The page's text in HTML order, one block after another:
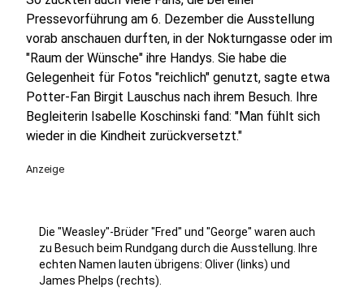
Pressevorführung am 6. Dezember die Ausstellung
vorab anschauen durften, in der Nokturngasse oder im
"Raum der Wünsche" ihre Handys. Sie habe die
Gelegenheit für Fotos "reichlich" genutzt, sagte etwa
Potter-Fan Birgit Lauschus nach ihrem Besuch. Ihre
Begleiterin Isabelle Koschinski fand: "Man fühlt sich
wieder in die Kindheit zurückversetzt."
Anzeige
Die "Weasley"-Brüder "Fred" und "George" waren auch
zu Besuch beim Rundgang durch die Ausstellung. Ihre
echten Namen lauten übrigens: Oliver (links) und
James Phelps (rechts).